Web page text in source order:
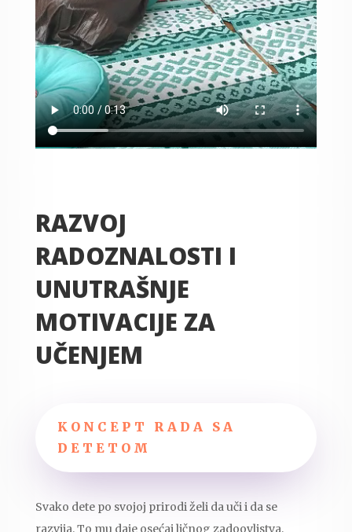
RAZVOJ
RADOZNALOSTI I
UNUTRAŠNJE
MOTIVACIJE ZA
UČENJEM
KONCEPT RADA SA
DETETOM
Svako dete po svojoj prirodi želi da uči i da se
razvija. To mu daje osećaj ličnog zadoovljstva,